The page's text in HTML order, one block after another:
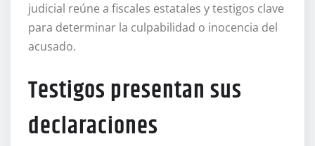
judicial reúne a fiscales estatales y testigos clave
para determinar la culpabilidad o inocencia del
acusado.
Testigos presentan sus
declaraciones